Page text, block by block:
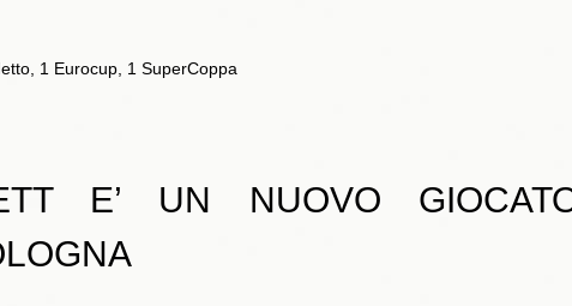
1 Eurocup, 1 SuperCoppa
E’ UN NUOVO